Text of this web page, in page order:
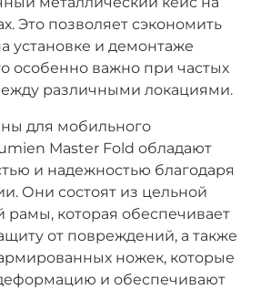
Это позволяет сэкономить
установке и демонтаже
особенно важно при частых
различными локациями.
для мобильного
Master Fold обладают
и надежностью благодаря
Они состоят из цельной
рамы, которая обеспечивает
от повреждений, а также
ножек, которые
и обеспечивают